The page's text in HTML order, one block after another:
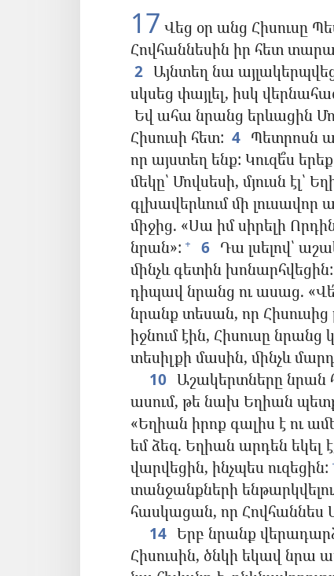
17 Վեց օր անց Հիսուսը
Հովհաննեսին իր հետ
2 Այնտեղ նա
սկսեց փայլել, իսկ
Եվ ահա նրանց երևացին
Հիսուսի հետ: 4 Պետրոսն
որ այստեղ ենք: Կուզե՞ս
մեկը՝ Մովսեսի, մյուսն էլ՝
գլխավերևում մի լուսավոր
միջից. «Սա իմ սիրելի
նրան»: + 6 Դա լսելով՝
մինչև գետին խոնարհվեցին:
դիպավ նրանց ու ասաց.
նրանք տեսան, որ Հիսուսից
իջնում էին, Հիսուսը
տեսիլքի մասին, մինչև
10 Աշակերտները նրան
ասում, թե նախ Եղիան
«Եղիան իրոք գալիս է ու
եմ ձեզ. Եղիան արդեն եկել
վարվեցին, ինչպես ուզեցին:
տանջանքների
հասկացան, որ Հովհաննես
14 Երբ նրանք
Հիսուսին, ծնկի եկավ նրա